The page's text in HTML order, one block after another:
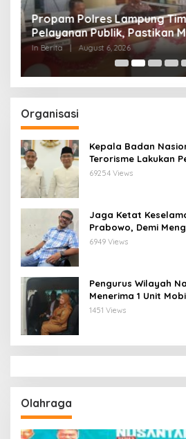
Propam Polres Lampung
Pelayanan Publik, Pastikan
Terlayani Secara
In Berita August 6, 2026
Organisasi
Kepala Badan
Terorisme Lakukan
Ketua Pengurus
69254 Views
Jaga Ketat
Prabowo, Demi
Menjadi Macan Asia
6949 Views
Pengurus Wilayah
Menerima 1 Unit
Bandar Lampung
1451 Views
Olahraga